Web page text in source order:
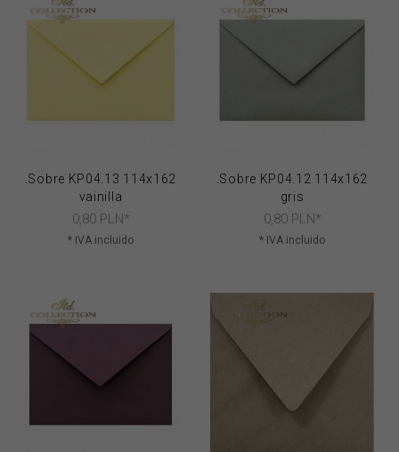
.Sobre KP04.13 114x162
vainilla
0, 80 PLN*
* IVA incluido
.Sobre KP04.12 114x162
gris
0, 80 PLN*
* IVA incluido